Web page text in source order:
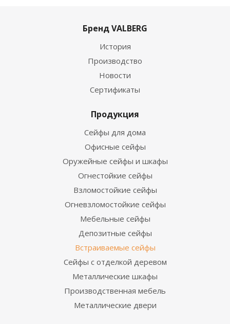
Бренд VALBERG
История
Производство
Новости
Сертификаты
Продукция
Сейфы для дома
Офисные сейфы
Оружейные сейфы и шкафы
Огнестойкие сейфы
Взломостойкие сейфы
Огневзломостойкие сейфы
Мебельные сейфы
Депозитные сейфы
Встраиваемые сейфы
Сейфы с отделкой деревом
Металлические шкафы
Производственная мебель
Металлические двери